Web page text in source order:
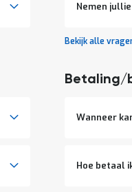
Nemen
Bekijk alle
Betaling/
Wanneer
Hoe betaal